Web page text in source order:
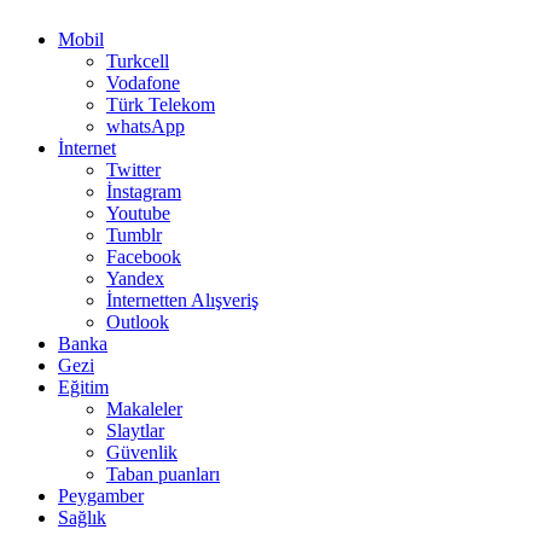
Mobil
Turkcell
Vodafone
Türk Telekom
whatsApp
İnternet
Twitter
İnstagram
Youtube
Tumblr
Facebook
Yandex
İnternetten Alışveriş
Outlook
Banka
Gezi
Eğitim
Makaleler
Slaytlar
Güvenlik
Taban puanları
Peygamber
Sağlık